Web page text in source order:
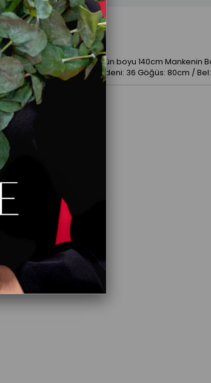
Ürün Özellikleri
Ürün saten kumaştır Ürün boyu 140cm Mankenin
Kilosu: 54 Mankenin Bedeni: 36 Göğüs: 80cm /
Yorumlar